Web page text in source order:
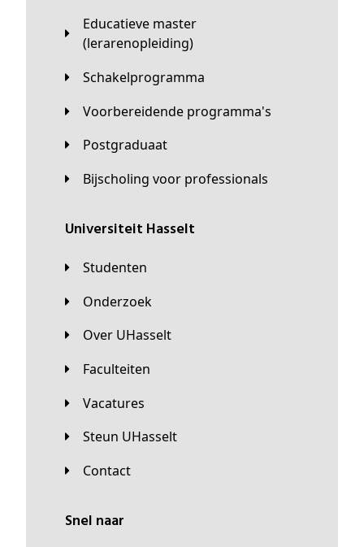
Educatieve master
(lerarenopleiding)
Schakelprogramma
Voorbereidende programma's
Postgraduaat
Bijscholing voor professionals
universiteit Hasselt
Studenten
Onderzoek
Over UHasselt
Faculteiten
Vacatures
Steun UHasselt
Contact
Snel naar